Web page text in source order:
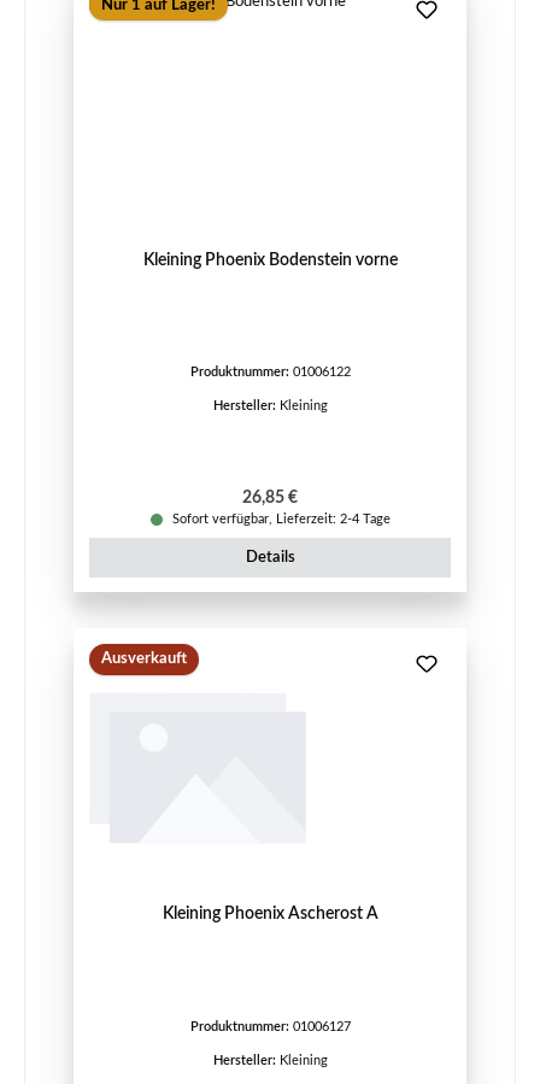
Nur 1 auf Lager!
Kleining Phoenix Bodenstein vorne
Produktnummer: 01006122
Hersteller: Kleining
Regulärer Preis:
26,85 €
Sofort verfügbar, Lieferzeit: 2-4 Tage
Details
Ausverkauft
Kleining Phoenix Ascherost A
Produktnummer: 01006127
Hersteller: Kleining